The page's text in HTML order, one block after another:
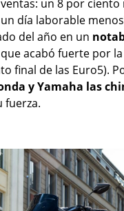
un 8 por ciento
día laborable
del año en un
acabó fuerte por
final de las Euro5).
y Yamaha las
fuerza.